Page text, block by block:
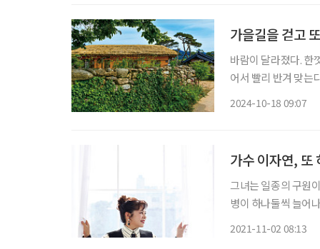
가을길을 걷고
바람이 달라졌다. 한
어서 빨리 반겨 맞는
2024-10-18 09:07
가수 이자연, 또
그녀는 일종의 구원
병이 하나둘씩 늘어
2021-11-02 08:13